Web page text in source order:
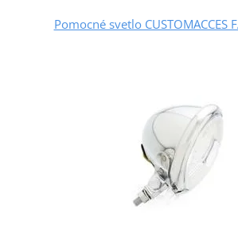
Pomocné svetlo CUSTOMACCES